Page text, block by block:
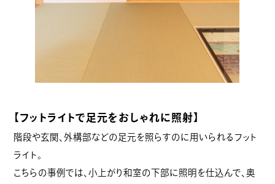
【フットライトで足元をおしゃれに照射】
階段や玄関、外構部などの足元を照らすのに用いられるフット
ライト。
こちらの事例では、小上がり和室の下部に照明を仕込んで、奥